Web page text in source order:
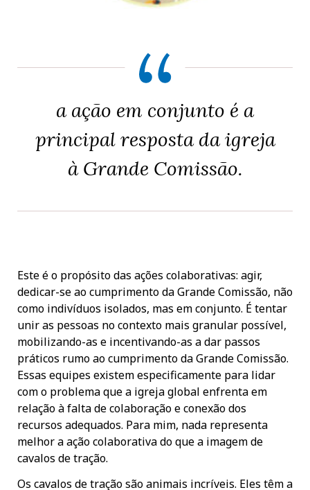
a ação em conjunto é a
principal resposta da igreja
à Grande Comissão.
Este é o propósito das ações colaborativas: agir,
dedicar-se ao cumprimento da Grande Comissão, não
como indivíduos isolados, mas em conjunto. É tentar
unir as pessoas no contexto mais granular possível,
mobilizando-as e incentivando-as a dar passos
práticos rumo ao cumprimento da Grande Comissão.
Essas equipes existem especificamente para lidar
com o problema que a igreja global enfrenta em
relação à falta de colaboração e conexão dos
recursos adequados. Para mim, nada representa
melhor a ação colaborativa do que a imagem de
cavalos de tração.
Os cavalos de tração são animais incríveis. Eles têm a